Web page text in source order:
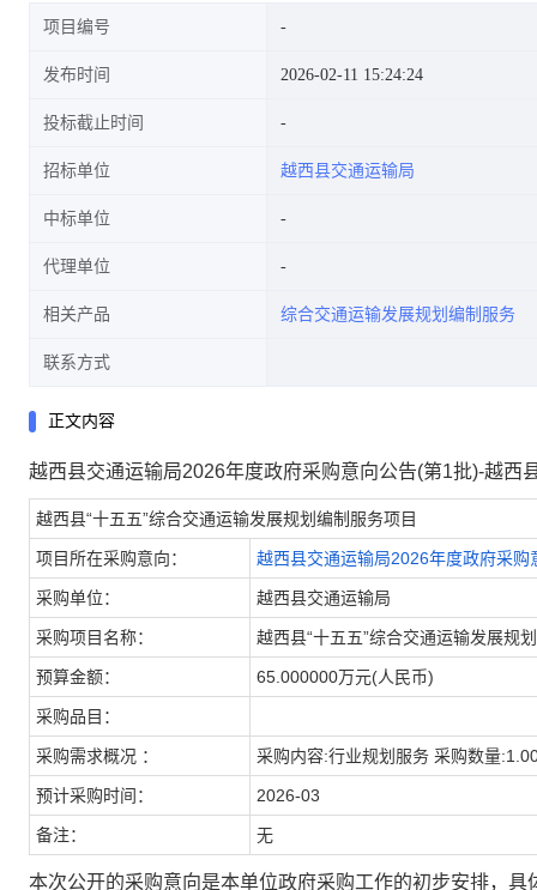
项目编号
发布时间 2026-02-11 15:24:24
投标截止时间
招标单位 越西县交通运输局
中标单位
代理单位
相关产品 综合交通运输发展规划编制服务
联系方式
正文内容
越西县交通运输局2026年度政府采购意向公告(第1批)-越西
越西县“十五五”综合交通运输发展规划编制服务项目
项目所在采购意向： 越西县交通运输局2026年度政府采购
采购单位： 越西县交通运输局
采购项目名称： 越西县“十五五”综合交通运输发展规
预算金额： 65.000000万元(人民币)
采购品目：
采购需求概况 ： 采购内容:行业规划服务 采购数量
预计采购时间： 2026-03
备注： 无
本次公开的采购意向是本单位政府采购工作的初步安排，